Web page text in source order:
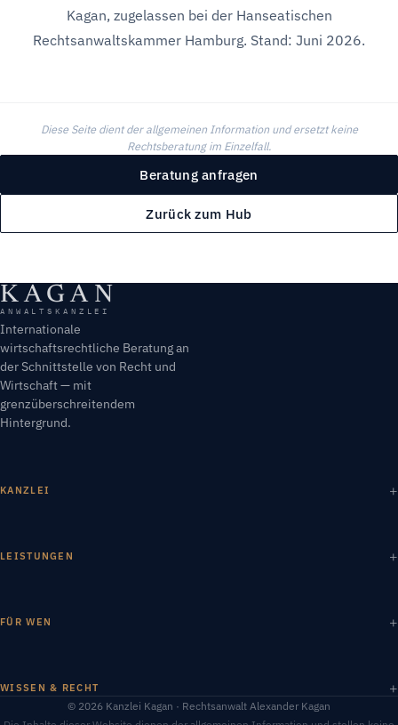
Kagan, zugelassen bei der Hanseatischen
Rechtsanwaltskammer Hamburg. Stand: Juni 2026.
Diese Seite dient der allgemeinen Information und ersetzt keine
Rechtsberatung im Einzelfall.
Beratung anfragen
Zurück zum Hub
KAGAN
ANWALTSKANZLEI
Internationale
wirtschaftsrechtliche Beratung an
der Schnittstelle von Recht und
Wirtschaft — mit
grenzüberschreitendem
Hintergrund.
KANZLEI
LEISTUNGEN
FÜR WEN
WISSEN & RECHT
© 2026 Kanzlei Kagan · Rechtsanwalt Alexander Kagan